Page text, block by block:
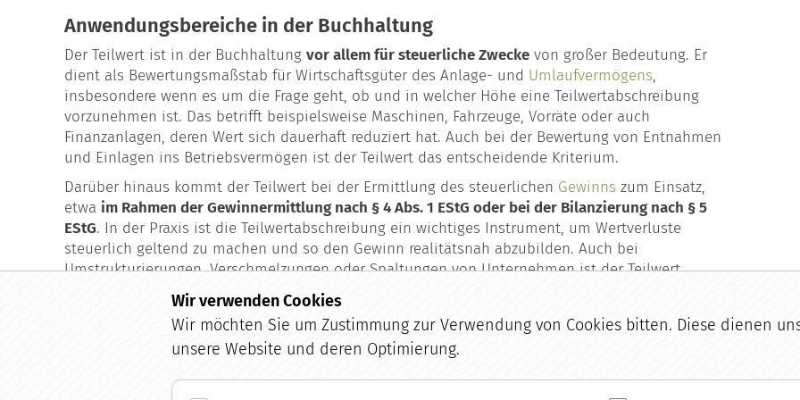
Anwendungsbereiche in der Buchhaltung
Der Teilwert ist in der Buchhaltung vor allem für steuerliche Zwecke von großer Bedeutung. Er
dient als Bewertungsmaßstab für Wirtschaftsgüter des Anlage- und Umlaufvermögens,
insbesondere wenn es um die Frage geht, ob und in welcher Höhe eine Teilwertabschreibung
vorzunehmen ist. Das betrifft beispielsweise Maschinen, Fahrzeuge, Vorräte oder auch
Finanzanlagen, deren Wert sich dauerhaft reduziert hat. Auch bei der Bewertung von Entnahmen
und Einlagen ins Betriebsvermögen ist der Teilwert das entscheidende Kriterium.
Darüber hinaus kommt der Teilwert bei der Ermittlung des steuerlichen Gewinns zum Einsatz,
etwa im Rahmen der Gewinnermittlung nach § 4 Abs. 1 EStG oder bei der Bilanzierung nach § 5
EStG. In der Praxis ist die Teilwertabschreibung ein wichtiges Instrument, um Wertverluste
steuerlich geltend zu machen und so den Gewinn realitätsnah abzubilden. Auch bei
Umstrukturierungen, Verschmelzungen oder Spaltungen von Unternehmen ist der Teilwert
wichtig, da hier Wirtschaftsgüter häufig neu bewertet werden müssen.
Wir verwenden Cookies
Wir möchten Sie um Zustimmung zur Verwendung von Cookies bitten. Diese dienen
unsere Website und deren Optimierung.